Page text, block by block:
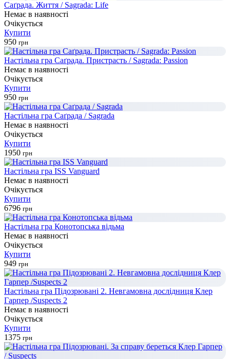
Саґрада. Життя / Sagrada: Life
Немає в наявності
Очікується
Купити
950 грн
Настільна гра Саґрада. Пристрасть / Sagrada: Passion
Немає в наявності
Очікується
Купити
950 грн
Настільна гра Саґрада / Sagrada
Немає в наявності
Очікується
Купити
1950 грн
Настільна гра ISS Vanguard
Немає в наявності
Очікується
Купити
6796 грн
Настільна гра Конотопська відьма
Немає в наявності
Очікується
Купити
949 грн
Настільна гра Підозрювані 2. Невгамовна дослідниця Клер
Гарпер /Suspects 2
Немає в наявності
Очікується
Купити
1375 грн